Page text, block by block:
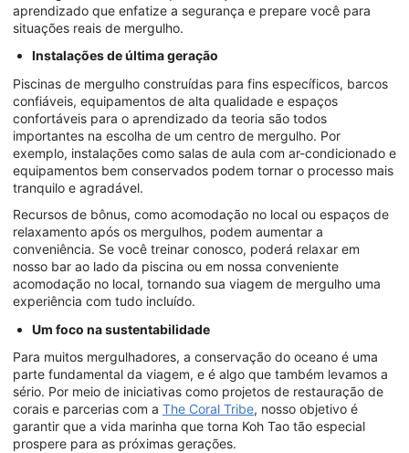
aprendizado que enfatize a segurança e prepare você para
situações reais de mergulho.
Instalações de última geração
Piscinas de mergulho construídas para fins específicos, barcos
confiáveis, equipamentos de alta qualidade e espaços
confortáveis para o aprendizado da teoria são todos
importantes na escolha de um centro de mergulho. Por
exemplo, instalações como salas de aula com ar-condicionado e
equipamentos bem conservados podem tornar o processo mais
tranquilo e agradável.
Recursos de bônus, como acomodação no local ou espaços de
relaxamento após os mergulhos, podem aumentar a
conveniência. Se você treinar conosco, poderá relaxar em
nosso bar ao lado da piscina ou em nossa conveniente
acomodação no local, tornando sua viagem de mergulho uma
experiência com tudo incluído.
Um foco na sustentabilidade
Para muitos mergulhadores, a conservação do oceano é uma
parte fundamental da viagem, e é algo que também levamos a
sério. Por meio de iniciativas como projetos de restauração de
corais e parcerias com a The Coral Tribe, nosso objetivo é
garantir que a vida marinha que torna Koh Tao tão especial
prospere para as próximas gerações.